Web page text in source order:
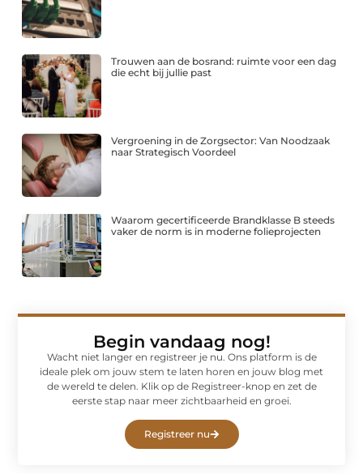
Trouwen aan de bosrand: ruimte voor een dag
die echt bij jullie past
Vergroening in de Zorgsector: Van Noodzaak
naar Strategisch Voordeel
Waarom gecertificeerde Brandklasse B steeds
vaker de norm is in moderne folieprojecten
Begin vandaag nog!
Wacht niet langer en registreer je nu. Ons platform is de
ideale plek om jouw stem te laten horen en jouw blog met
de wereld te delen. Klik op de Registreer-knop en zet de
eerste stap naar meer zichtbaarheid en groei.
Registreer nu